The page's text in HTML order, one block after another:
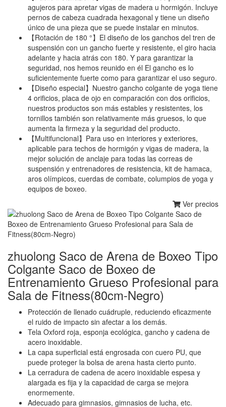
agujeros para apretar vigas de madera u hormigón. Incluye
pernos de cabeza cuadrada hexagonal y tiene un diseño
único de una pieza que se puede instalar en minutos.
【Rotación de 180 °】El diseño de los ganchos del tren de
suspensión con un gancho fuerte y resistente, el giro hacia
adelante y hacia atrás con 180. Y para garantizar la
seguridad, nos hemos reunido en él El gancho es lo
suficientemente fuerte como para garantizar el uso seguro.
【Diseño especial】Nuestro gancho colgante de yoga tiene
4 orificios, placa de ojo en comparación con dos orificios,
nuestros productos son más estables y resistentes, los
tornillos también son relativamente más gruesos, lo que
aumenta la firmeza y la seguridad del producto.
【Multifuncional】Para uso en interiores y exteriores,
aplicable para techos de hormigón y vigas de madera, la
mejor solución de anclaje para todas las correas de
suspensión y entrenadores de resistencia, kit de hamaca,
aros olímpicos, cuerdas de combate, columpios de yoga y
equipos de boxeo.
Ver precios
zhuolong Saco de Arena de Boxeo Tipo
Colgante Saco de Boxeo de
Entrenamiento Grueso Profesional para
Sala de Fitness(80cm-Negro)
Protección de llenado cuádruple, reduciendo eficazmente
el ruido de impacto sin afectar a los demás.
Tela Oxford roja, esponja ecológica, gancho y cadena de
acero inoxidable.
La capa superficial está engrosada con cuero PU, que
puede proteger la bolsa de arena hasta cierto punto.
La cerradura de cadena de acero inoxidable espesa y
alargada es fija y la capacidad de carga se mejora
enormemente.
Adecuado para gimnasios, gimnasios de lucha, etc.